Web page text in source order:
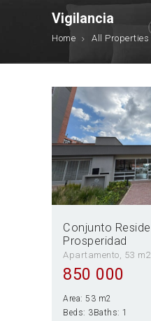
Vigilancia
Home All Properties
Conjunto
Prosperidad
Apartamento 53 m2
850 000
Area: 53 m2
Beds: 3Baths: 1